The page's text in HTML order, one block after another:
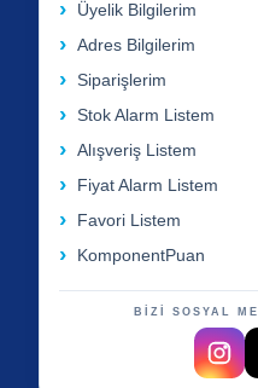
Üyelik Bilgilerim
Adres Bilgilerim
Siparişlerim
Stok Alarm Listem
Alışveriş Listem
Fiyat Alarm Listem
Favori Listem
KomponentPuan
BİZİ SOSYAL